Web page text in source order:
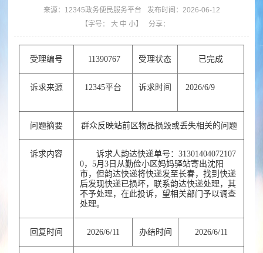
来源： 12345政务便民服务平台
发布时间：2026-06-12
【字号： 大 中 小】 分享：
受理编号 11390767 受理状态 已完成
诉求来源 12345平台 诉求时间 2026/6/9
问题摘要 群众反映站前区物品损毁或丢失相关的问题
诉求内容
诉求人韵达快递单号：31301404072107
0，5月3日从勤俭小区妈妈驿站寄出沈阳
市，但韵达快递将快递发至长春，找到快递
后发现快递已损坏，联系韵达快递处理，其
不予处理，在此投诉，望相关部门予以调查
处理。
回复时间 2026/6/11 办结时间 2026/6/11